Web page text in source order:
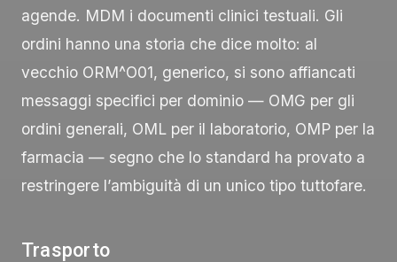
agende. MDM i documenti clinici testuali. Gli
ordini hanno una storia che dice molto: al
vecchio ORM^O01, generico, si sono affiancati
messaggi specifici per dominio — OMG per gli
ordini generali, OML per il laboratorio, OMP per la
farmacia — segno che lo standard ha provato a
restringere l’ambiguità di un unico tipo tuttofare.
Trasporto